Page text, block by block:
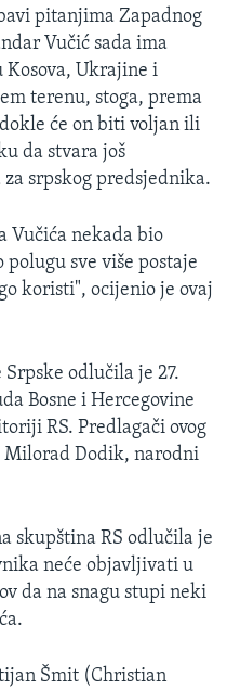
pitanjima Zapadnog
Vučić sada ima
Kosova, Ukrajine i
terenu, stoga, prema
će on biti voljan ili
da stvara još
srpskog predsjednika.
Vučića nekada bio
sve više postaje
koristi", ocijenio je ovaj
odlučila je 27.
Bosne i Hercegovine
RS. Predlagači ovog
Milorad Dodik, narodni
skupština RS odlučila je
neće objavljivati u
da na snagu stupi neki
Šmit (Christian